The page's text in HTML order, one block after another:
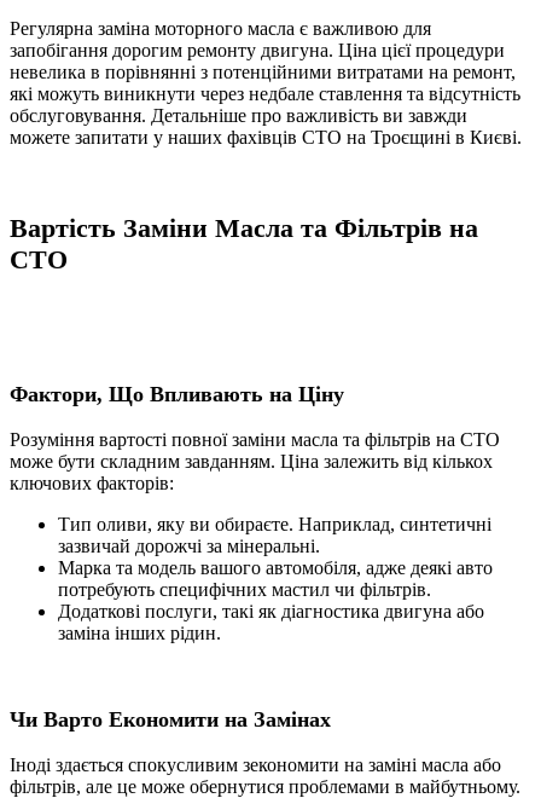
Регулярна заміна моторного масла є важливою для
запобігання дорогим ремонту двигуна. Ціна цієї процедури
невелика в порівнянні з потенційними витратами на ремонт,
які можуть виникнути через недбале ставлення та відсутність
обслуговування. Детальніше про важливість ви завжди
можете запитати у наших фахівців СТО на Троєщині в Києві.
Вартість Заміни Масла та Фільтрів на
СТО
Фактори, Що Впливають на Ціну
Розуміння вартості повної заміни масла та фільтрів на СТО
може бути складним завданням. Ціна залежить від кількох
ключових факторів:
Тип оливи, яку ви обираєте. Наприклад, синтетичні
зазвичай дорожчі за мінеральні.
Марка та модель вашого автомобіля, адже деякі авто
потребують специфічних мастил чи фільтрів.
Додаткові послуги, такі як діагностика двигуна або
заміна інших рідин.
Чи Варто Економити на Замінах
Іноді здається спокусливим зекономити на заміні масла або
фільтрів, але це може обернутися проблемами в майбутньому.